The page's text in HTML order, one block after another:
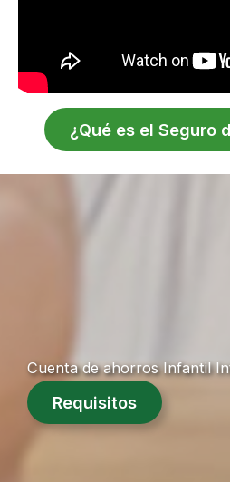
¿Qué es el Seguro
Cuenta de ahorros Infantil
Requisitos